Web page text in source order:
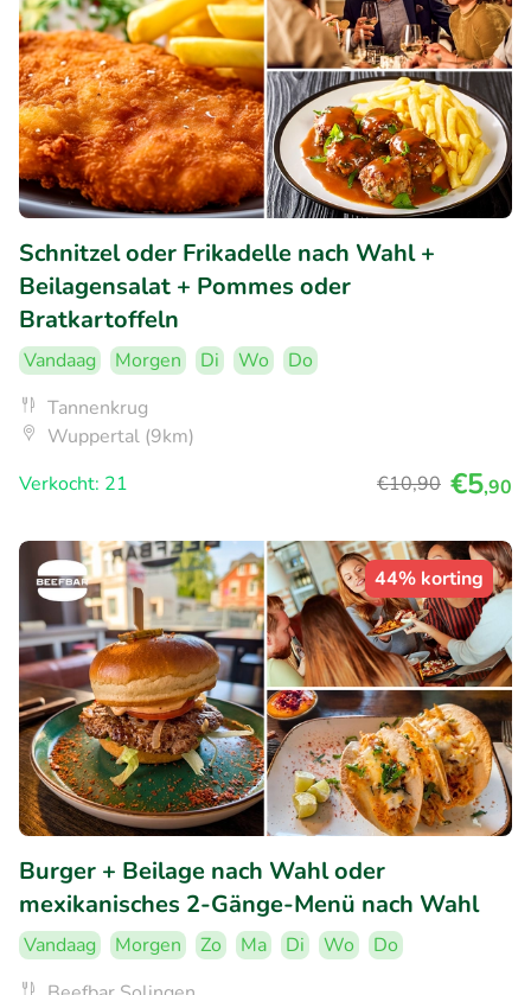
Schnitzel oder Frikadelle nach Wahl +
Beilagensalat + Pommes oder
Bratkartoffeln
Vandaag Morgen Di Wo
Do
Tannenkrug
Wuppertal (9km)
Verkocht: 21
€10,90 €5,90
44% korting
Burger + Beilage nach Wahl oder
mexikanisches 2-Gänge-Menü nach Wahl
Vandaag Morgen Zo Ma Di Wo
Do